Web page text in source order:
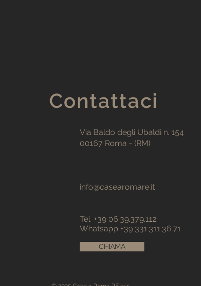
Contattaci
Via Baldo degli Ubaldi n. 154
00167 Roma - (RM)
info@casearomare.it
Tel. +39 06.39.379.112
Whatsapp +39 331.311.36.71
CHIAMA